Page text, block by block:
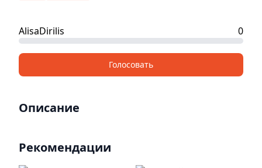
AlisaDirilis 0
Голосовать
Описание
Рекомендации